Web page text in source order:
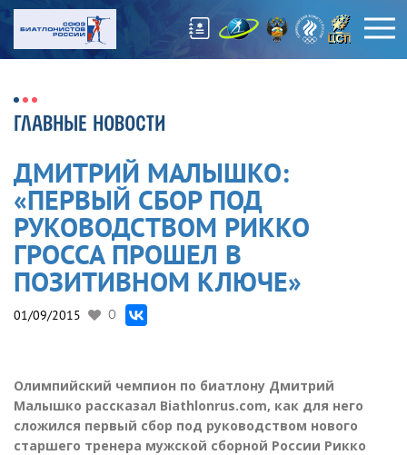
ГЛАВНЫЕ НОВОСТИ
ДМИТРИЙ МАЛЫШКО:
«ПЕРВЫЙ СБОР ПОД
РУКОВОДСТВОМ РИККО
ГРОССА ПРОШЕЛ В
ПОЗИТИВНОМ КЛЮЧЕ»
01/09/2015 0
Олимпийский чемпион по биатлону Дмитрий
Малышко рассказал Biathlonrus.com, как для него
сложился первый сбор под руководством нового
старшего тренера мужской сборной России Рикко